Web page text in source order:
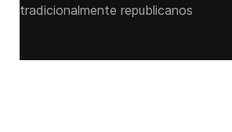
tradicionalmente republicanos